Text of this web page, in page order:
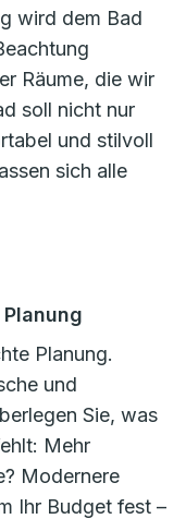
wird dem Bad
Räume, die wir
soll nicht nur
und stilvoll
sich alle
Planung.
und
Sie, was
Mehr
Modernere
Ihr Budget fest –